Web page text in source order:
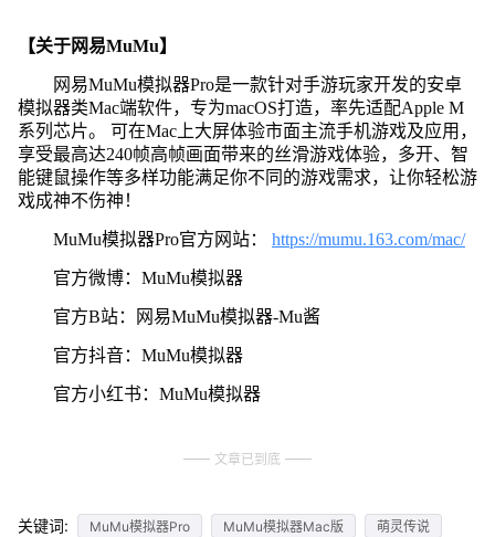
【关于网易MuMu】
网易MuMu模拟器Pro是一款针对手游玩家开发的安卓
模拟器类Mac端软件，专为macOS打造，率先适配Apple M
系列芯片。 可在Mac上大屏体验市面主流手机游戏及应用，
享受最高达240帧高帧画面带来的丝滑游戏体验，多开、智
能键鼠操作等多样功能满足你不同的游戏需求，让你轻松游
戏成神不伤神！
MuMu模拟器Pro官方网站： https://mumu.163.com/mac/
官方微博：MuMu模拟器
官方B站：网易MuMu模拟器-Mu酱
官方抖音：MuMu模拟器
官方小红书：MuMu模拟器
文章已到底
关键词: MuMu模拟器Pro MuMu模拟器Mac版
萌灵传说